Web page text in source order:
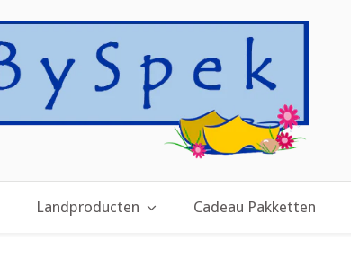
Landproducten Cadeau Pakketten